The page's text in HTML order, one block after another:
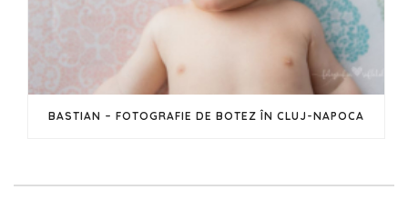
BASTIAN – FOTOGRAFIE DE BOTEZ ÎN CLUJ-NAPOCA